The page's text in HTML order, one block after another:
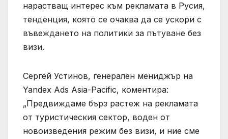
нарастващ интерес към рекламата в Русия,
тенденция, която се очаква да се ускори с
въвеждането на политики за пътуване без
визи.
Сергей Устинов, генерален мениджър на
Yandex Ads Asia-Pacific, коментира:
„Предвиждаме бърз растеж на рекламата
от туристическия сектор, воден от
новоизведения режим без визи, и ние сме